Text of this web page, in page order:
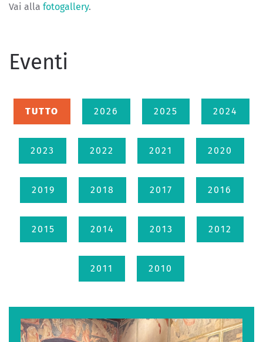
Vai alla fotogallery.
Eventi
TUTTO 2026 2025 2024
2023 2022 2021 2020
2019 2018 2017 2016
2015 2014 2013 2012
2011 2010